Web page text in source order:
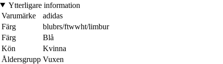
Ytterligare information
Varumärke
adidas
Färg
blubrs/ftwwht/limbur
Färg
Blå
Kön
Kvinna
Åldersgrupp Vuxen